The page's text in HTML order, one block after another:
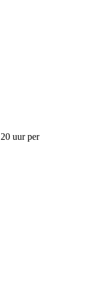
uur per